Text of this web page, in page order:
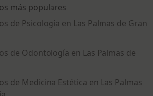
más populares
de Psicología en Las Palmas de Gran
de Odontología en Las Palmas de
de Medicina Estética en Las Palmas